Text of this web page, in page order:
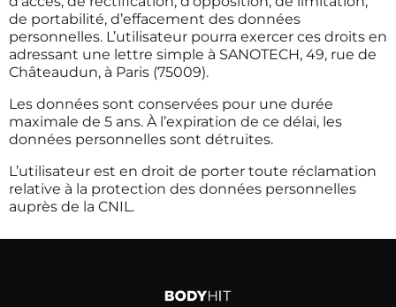
de portabilité, d’effacement des données
personnelles. L’utilisateur pourra exercer ces droits en
adressant une lettre simple à SANOTECH, 49, rue de
Châteaudun, à Paris (75009).
Les données sont conservées pour une durée
maximale de 5 ans. À l’expiration de ce délai, les
données personnelles sont détruites.
L’utilisateur est en droit de porter toute réclamation
relative à la protection des données personnelles
auprès de la CNIL.